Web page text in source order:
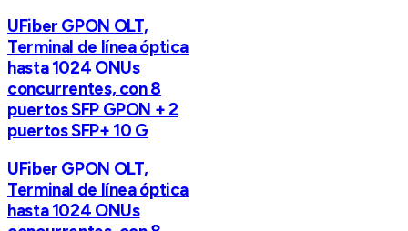
UFiber GPON OLT,
Terminal de línea óptica
hasta 1024 ONUs
concurrentes, con 8
puertos SFP GPON + 2
puertos SFP+ 10 G
UFiber GPON OLT,
Terminal de línea óptica
hasta 1024 ONUs